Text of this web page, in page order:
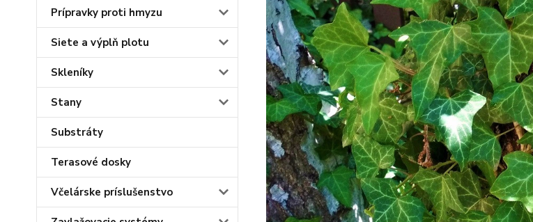
Prípravky proti hmyzu
Siete a výplň plotu
Skleníky
Stany
Substráty
Terasové dosky
Včelárske príslušenstvo